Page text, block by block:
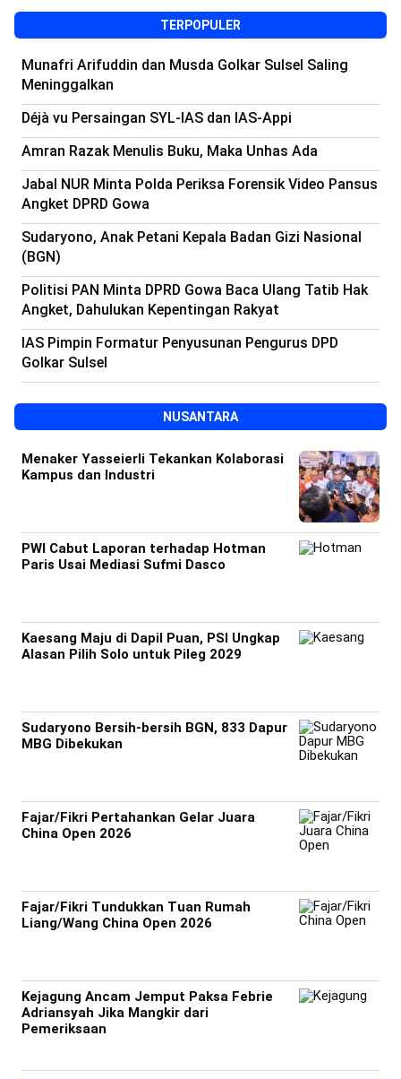
TERPOPULER
Munafri Arifuddin dan Musda Golkar Sulsel Saling
Meninggalkan
Déjà vu Persaingan SYL-IAS dan IAS-Appi
Amran Razak Menulis Buku, Maka Unhas Ada
Jabal NUR Minta Polda Periksa Forensik Video Pansus
Angket DPRD Gowa
Sudaryono, Anak Petani Kepala Badan Gizi Nasional
(BGN)
Politisi PAN Minta DPRD Gowa Baca Ulang Tatib Hak
Angket, Dahulukan Kepentingan Rakyat
IAS Pimpin Formatur Penyusunan Pengurus DPD
Golkar Sulsel
NUSANTARA
Menaker Yasseierli Tekankan Kolaborasi
Kampus dan Industri
PWI Cabut Laporan terhadap Hotman
Paris Usai Mediasi Sufmi Dasco
Kaesang Maju di Dapil Puan, PSI Ungkap
Alasan Pilih Solo untuk Pileg 2029
Sudaryono Bersih-bersih BGN, 833 Dapur
MBG Dibekukan
Fajar/Fikri Pertahankan Gelar Juara
China Open 2026
Fajar/Fikri Tundukkan Tuan Rumah
Liang/Wang China Open 2026
Kejagung Ancam Jemput Paksa Febrie
Adriansyah Jika Mangkir dari
Pemeriksaan